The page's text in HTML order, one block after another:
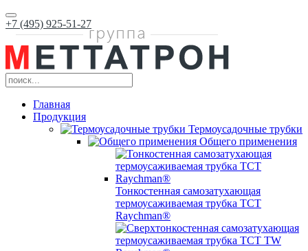
+7 (495) 925-51-27
Главная
Продукция
Термоусадочные трубки
Общего применения
Тонкостенная самозатухающая
термоусаживаемая трубка ТCT
Raychman®